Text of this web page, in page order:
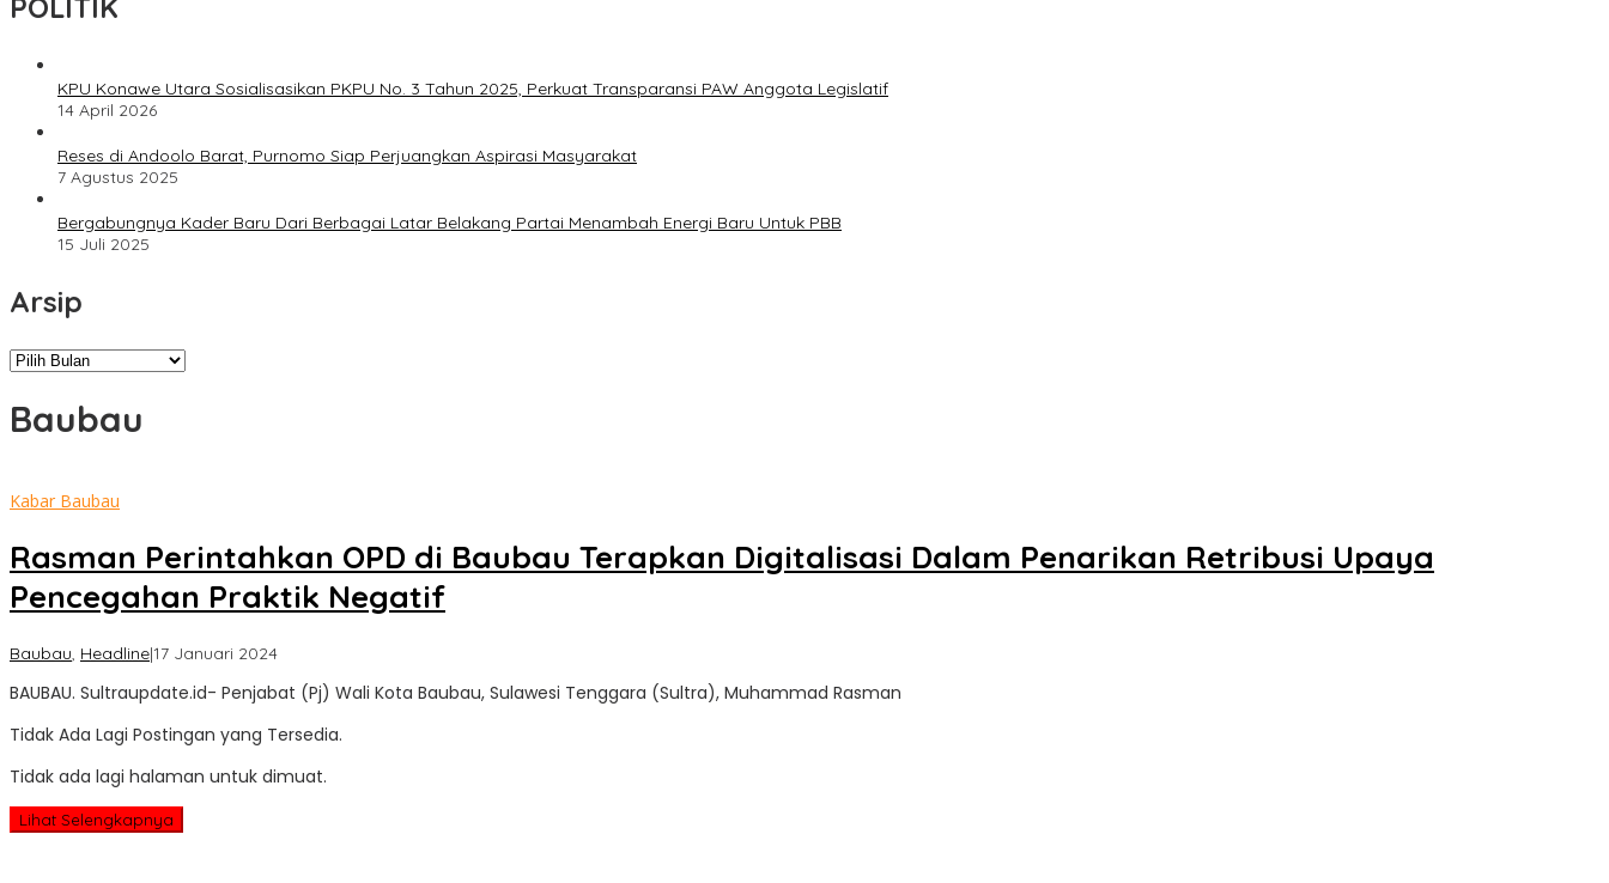
POLITIK
KPU Konawe Utara Sosialisasikan PKPU No. 3 Tahun 2025, Perkuat Transparansi PAW Anggota Legislatif
14 April 2026
Reses di Andoolo Barat, Purnomo Siap Perjuangkan Aspirasi Masyarakat
7 Agustus 2025
Bergabungnya Kader Baru Dari Berbagai Latar Belakang Partai Menambah Energi Baru Untuk PBB
15 Juli 2025
Arsip
Arsip
Baubau
Kabar Baubau
Rasman Perintahkan OPD di Baubau Terapkan Digitalisasi Dalam Penarikan Retribusi Upaya
Pencegahan Praktik Negatif
Baubau, Headline|17 Januari 2024oleh
Update
BAUBAU. Sultraupdate.id- Penjabat (Pj) Wali Kota Baubau, Sulawesi Tenggara (Sultra), Muhammad Rasman
Tidak Ada Lagi Postingan yang Tersedia.
Tidak ada lagi halaman untuk dimuat.
Lihat Selengkapnya